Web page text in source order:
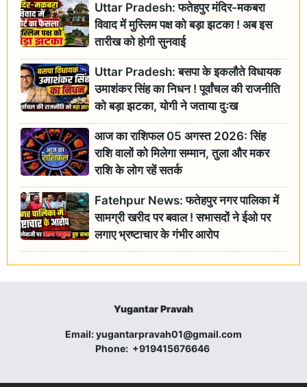
Uttar Pradesh: फतेहपुर मंदिर-मकबरा
विवाद में मुस्लिम पक्ष को बड़ा झटका ! अब इस
तारीख को होगी सुनवाई
Uttar Pradesh: बसपा के इकलौते विधायक
उमाशंकर सिंह का निधन ! पूर्वांचल की राजनीति
को बड़ा झटका, योगी ने जताया दुःख
आज का राशिफल 05 अगस्त 2026: सिंह
राशि वालों को मिलेगा सम्मान, तुला और मकर
राशि के लोग रहें सतर्क
Fatehpur News: फतेहपुर नगर पालिका में
सामग्री खरीद पर बवाल ! सभासदों ने ईओ पर
लगाए भ्रष्टाचार के गंभीर आरोप
Yugantar Pravah
Email:yugantarpravah01@gmail.com
Phone: +919415676646